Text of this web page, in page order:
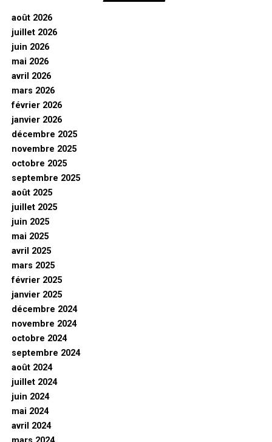
août 2026
juillet 2026
juin 2026
mai 2026
avril 2026
mars 2026
février 2026
janvier 2026
décembre 2025
novembre 2025
octobre 2025
septembre 2025
août 2025
juillet 2025
juin 2025
mai 2025
avril 2025
mars 2025
février 2025
janvier 2025
décembre 2024
novembre 2024
octobre 2024
septembre 2024
août 2024
juillet 2024
juin 2024
mai 2024
avril 2024